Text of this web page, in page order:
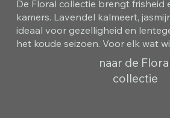
De Floral collectie brengt frisheid
kamers. Lavendel kalmeert,
ideaal voor gezelligheid en
het koude seizoen. Voor elk wat
naar de
collectie